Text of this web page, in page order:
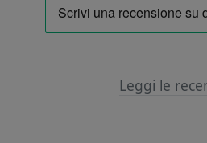
Leggi le